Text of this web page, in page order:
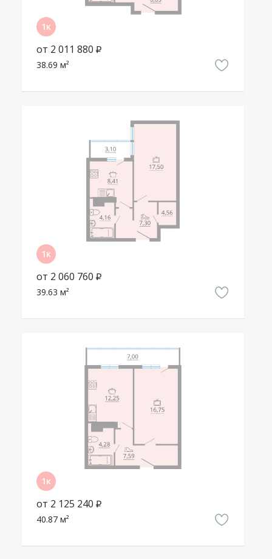
от 2 011 880 ₽
38.69 м²
от 2 060 760 ₽
39.63 м²
от 2 125 240 ₽
40.87 м²